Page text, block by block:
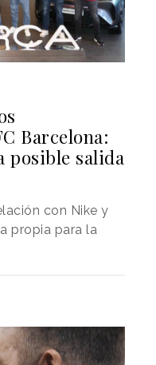
Barcelona:
posible salida
con Nike y
propia para la